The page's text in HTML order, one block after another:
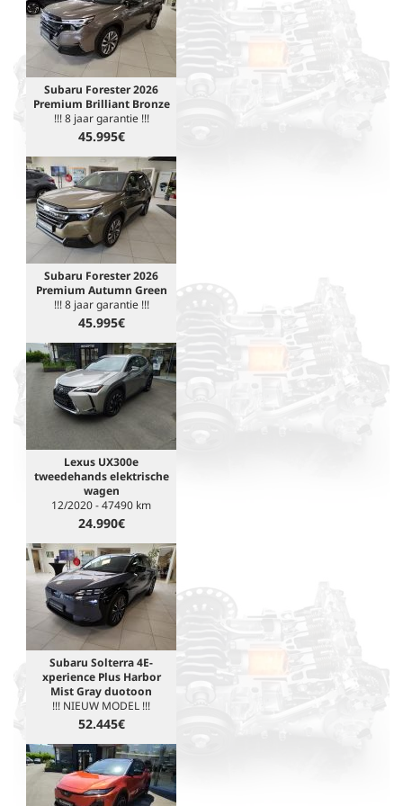
Subaru Forester 2026
Premium Brilliant Bronze
!!! 8 jaar garantie !!!
45.995€
Subaru Forester 2026
Premium Autumn Green
!!! 8 jaar garantie !!!
45.995€
Lexus UX300e
tweedehands elektrische
wagen
12/2020 - 47490 km
24.990€
Subaru Solterra 4E-
xperience Plus Harbor
Mist Gray duotoon
!!! NIEUW MODEL !!!
52.445€